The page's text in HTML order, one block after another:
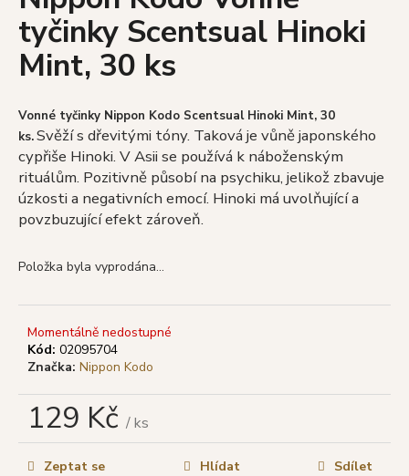
0,0
z
5
hvězdiček.
tyčinky Scentsual Hinoki
Mint, 30 ks
Vonné tyčinky Nippon Kodo Scentsual Hinoki Mint, 30
ks.Svěží s dřevitými tóny. Taková je vůně japonského
cypřiše Hinoki. V Asii se používá k náboženským
rituálům. Pozitivně působí na psychiku, jelikož zbavuje
úzkosti a negativních emocí. Hinoki má uvolňující a
povzbuzující efekt zároveň.
Položka byla vyprodána…
Momentálně nedostupné
Kód: 02095704
Značka: Nippon Kodo
129 Kč / ks
Měrná
cena:Zeptat se Hlídat Sdílet
a
j
í
?
HLEDAT
o
p
o
u
j